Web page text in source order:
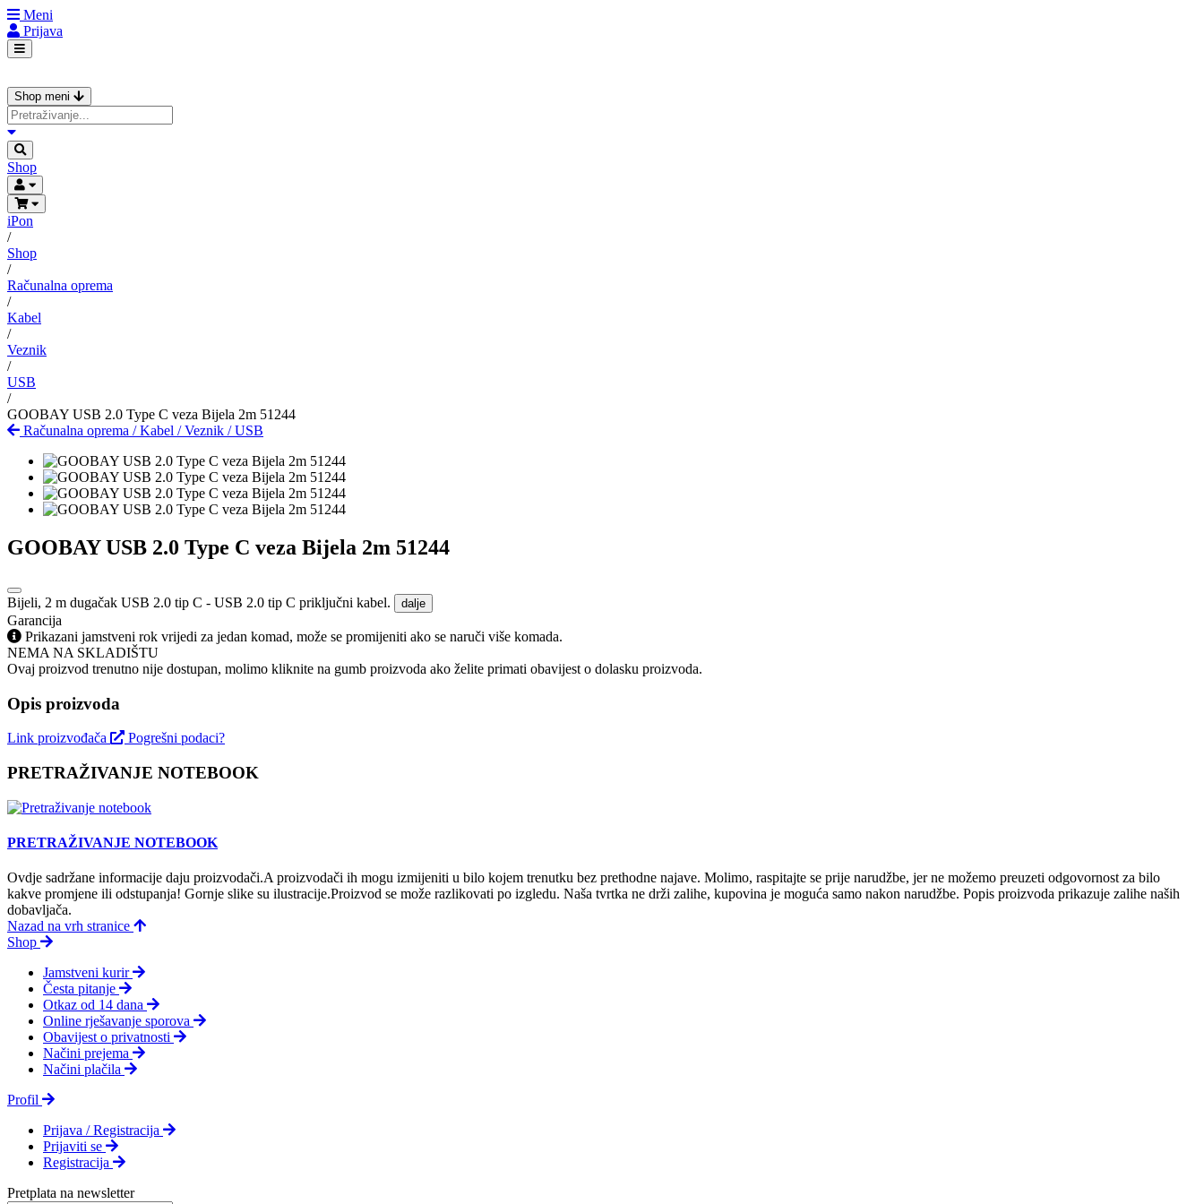
Meni
Prijava
Shop meni
Shop
iPon
/
Shop
/
Računalna oprema
/
Kabel
/
Veznik
/
USB
/
GOOBAY USB 2.0 Type C veza Bijela 2m 51244
Računalna oprema /Kabel /Veznik /USB
GOOBAY USB 2.0 Type C veza Bijela 2m 51244
Bijeli, 2 m dugačak USB 2.0 tip C - USB 2.0 tip C priključni kabel. dalje
Garancija
Prikazani jamstveni rok vrijedi za jedan komad, može se promijeniti ako se naruči više komada.
NEMA NA SKLADIŠTU
Ovaj proizvod trenutno nije dostupan, molimo kliknite na gumb proizvoda ako želite primati obavijest o dolasku proizvoda.
Opis proizvoda
Link proizvođača Pogrešni podaci?
PRETRAŽIVANJE NOTEBOOK
PRETRAŽIVANJE NOTEBOOK
Ovdje sadržane informacije daju proizvodači.A proizvodači ih mogu izmijeniti u bilo kojem trenutku bez prethodne najave. Molimo, raspitajte se prije narudžbe, jer ne možemo preuzeti odgovornost za bilo
kakve promjene ili odstupanja! Gornje slike su ilustracije.Proizvod se može razlikovati po izgledu. Naša tvrtka ne drži zalihe, kupovina je moguća samo nakon narudžbe. Popis proizvoda prikazuje zalihe naših
dobavljača.
Nazad na vrh stranice
Shop
Jamstveni kurir
Česta pitanje
Otkaz od 14 dana
Online rješavanje sporova
Obavijest o privatnosti
Načini prejema
Načini plačila
Profil
Prijava / Registracija
Prijaviti se
Registracija
Pretplata na newsletter